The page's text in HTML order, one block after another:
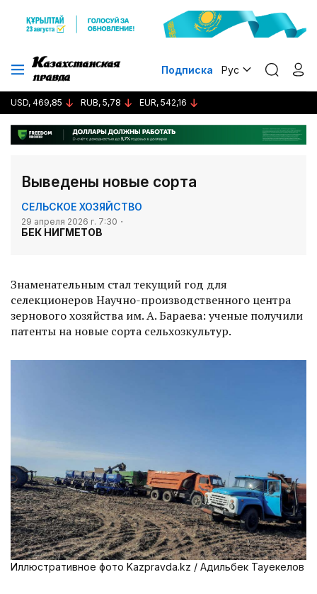
Подписка Рус
USD, 469,85 RUB, 5,78 EUR, 542,16
Выведены новые сорта
СЕЛЬСКОЕ ХОЗЯЙСТВО
29 апреля 2026 г. 7:30
БЕК НИГМЕТОВ
Знаменательным стал текущий год для
селекционеров Научно-производственного центра
зернового хозяйства им. А. Бараева: ученые получили
патенты на новые сорта сельхозкультур.
Иллюстративное фото Kazpravda.kz / Адильбек Тауекелов